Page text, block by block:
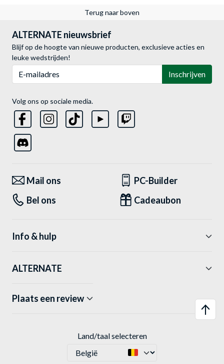
Terug naar boven
ALTERNATE nieuwsbrief
Blijf op de hoogte van nieuwe producten, exclusieve acties en
leuke wedstrijden!
Inschrijven
Volg ons op sociale media.
Mail ons
PC-Builder
Bel ons
Cadeaubon
Info & hulp
ALTERNATE
Plaats een review
Land/taal selecteren